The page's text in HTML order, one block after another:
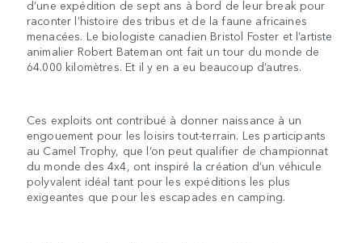
d’une expédition de sept ans à bord de leur break pour
raconter l’histoire des tribus et de la faune africaines
menacées. Le biologiste canadien Bristol Foster et l’artiste
animalier Robert Bateman ont fait un tour du monde de
64.000 kilomètres. Et il y en a eu beaucoup d’autres.
Ces exploits ont contribué à donner naissance à un
engouement pour les loisirs tout-terrain. Les participants
au Camel Trophy, que l’on peut qualifier de championnat
du monde des 4x4, ont inspiré la création d’un véhicule
polyvalent idéal tant pour les expéditions les plus
exigeantes que pour les escapades en camping.